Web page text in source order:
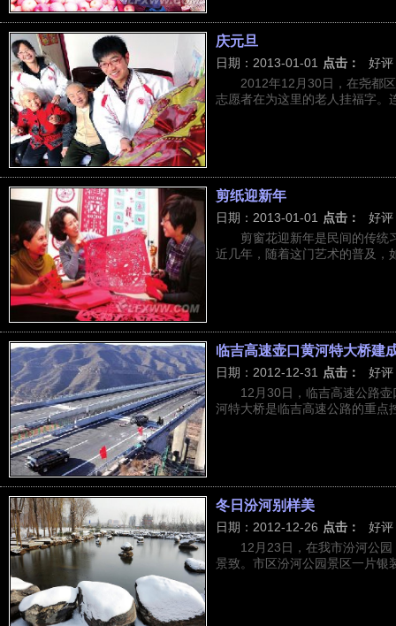
庆元旦
日期：2013-01-01 点击：
好评
2012年12月30日，在尧都
志愿者在为这里的老人挂福字。
剪纸迎新年
日期：2013-01-01 点击：
好评
剪窗花迎新年是民间的传统
近几年，随着这门艺术的普及，
临吉高速壶口黄河特大桥建
日期：2012-12-31 点击：
好评
12月30日，临吉高速公路
河特大桥是临吉高速公路的重点
冬日汾河别样美
日期：2012-12-26 点击：
好评
12月23日，在我市汾河公
景致。市区汾河公园景区一片银